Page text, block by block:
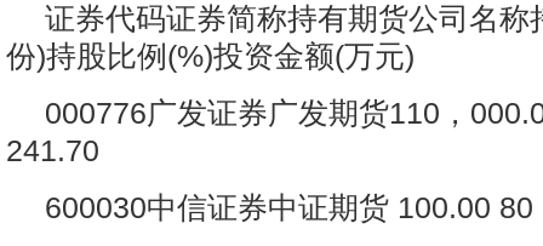
证券代码证券简称持有期货公司名称
份)持股比例(%)投资金额(万元)
000776广发证券广发期货110，
241.70
600030中信证券中证期货 100.00 80